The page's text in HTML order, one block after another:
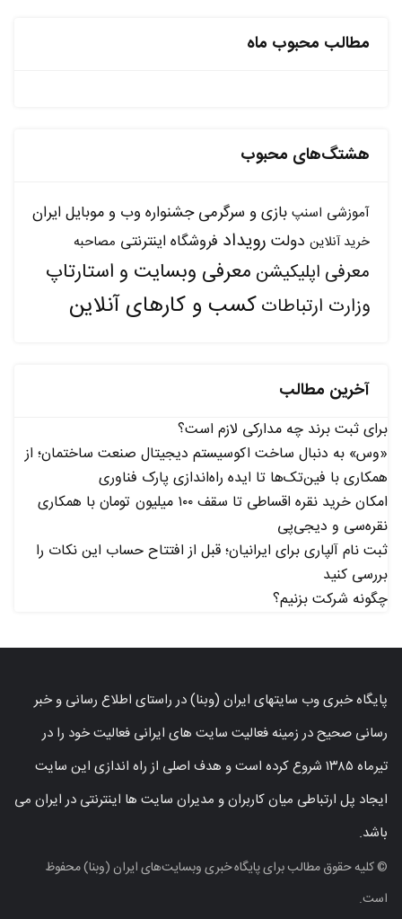
مطالب محبوب ماه
هشتگ‌های محبوب
آموزشی اسنپ بازی و سرگرمی جشنواره وب و موبایل ایران
خرید آنلاین دولت رویداد فروشگاه اینترنتی مصاحبه
معرفی اپلیکیشن معرفی وبسایت و استارتاپ
وزارت ارتباطاتکسب و کارهای آنلاین
آخرین مطالب
برای ثبت برند چه مدارکی لازم است؟
«وس» به دنبال ساخت اکوسیستم دیجیتال صنعت ساختمان؛ از
همکاری با فین‌تک‌ها تا ایده راه‌اندازی پارک فناوری
امکان خرید نقره اقساطی تا سقف ۱۰۰ میلیون تومان با همکاری
نقره‌سی و دیجی‌پی
ثبت نام آلپاری برای ایرانیان؛ قبل از افتتاح حساب این نکات را
بررسی کنید
چگونه شرکت بزنیم؟
پایگاه خبری وب سایتهای ایران (وبنا) در راستای اطلاع رسانی و خبر
رسانی صحیح در زمینه فعالیت سایت های ایرانی فعالیت خود را در
تیرماه ۱۳۸۵ شروع کرده است و هدف اصلی از راه اندازی این سایت
ایجاد پل ارتباطی میان کاربران و مدیران سایت ها اینترنتی در ایران می
باشد.
© کلیه حقوق مطالب برای پایگاه خبری وبسایت‌های ایران (وبنا) محفوظ
است.